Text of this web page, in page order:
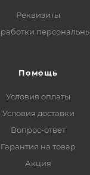
Реквизиты
Помощь
Условия оплаты
Условия доставки
Вопрос-ответ
Гарантия на товар
Акция